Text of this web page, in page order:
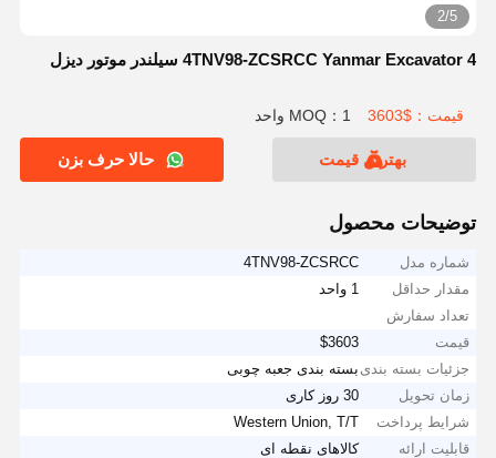
2/5
4TNV98-ZCSRCC Yanmar Excavator 4 سیلندر موتور دیزل
قیمت：$3603 MOQ：1 واحد
بهترین قیمت حالا حرف بزن
توضیحات محصول
شماره مدل
4TNV98-ZCSRCC
مقدار حداقل
تعداد سفارش
1 واحد
قیمت
$3603
جزئیات بسته بندی بسته بندی جعبه چوبی
زمان تحویل
30 روز کاری
شرایط پرداخت
Western Union, T/T
قابلیت ارائه
کالاهای نقطه ای